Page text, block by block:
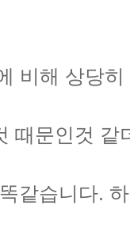
비해 상당
때문인것 같
같습니다.